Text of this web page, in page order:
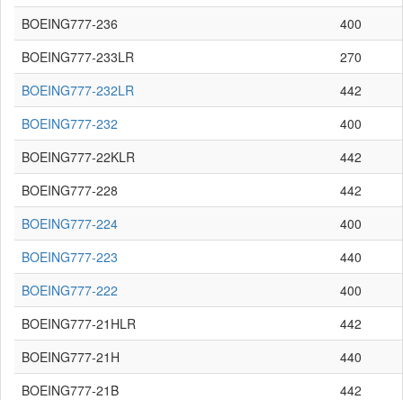
BOEING777-236
400
BOEING777-233LR
270
BOEING777-232LR
442
BOEING777-232
400
BOEING777-22KLR
442
BOEING777-228
442
BOEING777-224
400
BOEING777-223
440
BOEING777-222
400
BOEING777-21HLR
442
BOEING777-21H
440
BOEING777-21B
442